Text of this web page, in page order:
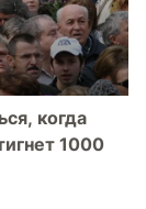
когда
1000